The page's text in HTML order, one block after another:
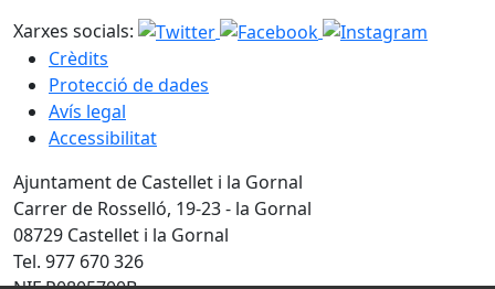
Xarxes socials:
Crèdits
Protecció de dades
Avís legal
Accessibilitat
Ajuntament de Castellet i la Gornal
Carrer de Rosselló, 19-23 - la Gornal
08729 Castellet i la Gornal
Tel. 977 670 326